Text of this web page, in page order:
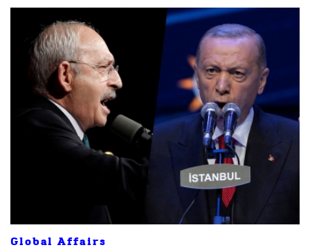
Global Affairs